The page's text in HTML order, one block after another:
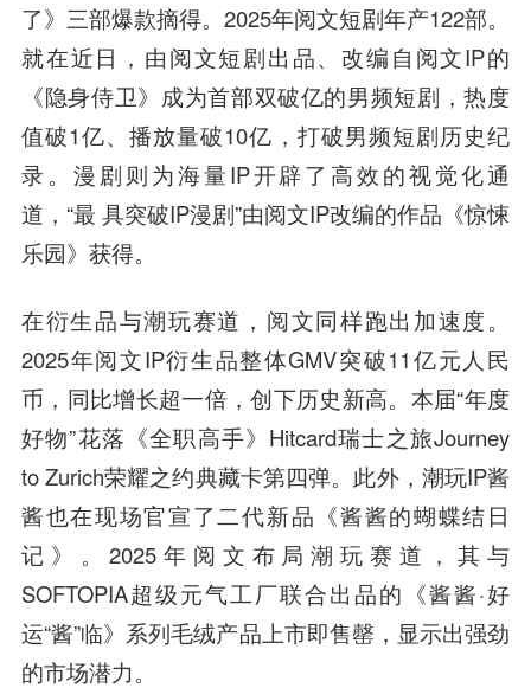
了》三部爆款摘得。2025年阅文短剧年产122部。
就在近日，由阅文短剧出品、改编自阅文IP的
《隐身侍卫》成为首部双破亿的男频短剧，热度
值破1亿、播放量破10亿，打破男频短剧历史纪
录。漫剧则为海量IP开辟了高效的视觉化通
道，“最 具突破IP漫剧”由阅文IP改编的作品《惊悚
乐园》获得。
在衍生品与潮玩赛道，阅文同样跑出加速度。
2025年阅文IP衍生品整体GMV突破11亿元人民
币，同比增长超一倍，创下历史新高。本届“年度
好物”花落《全职高手》Hitcard瑞士之旅Journey
to Zurich荣耀之约典藏卡第四弹。此外，潮玩IP酱
酱也在现场官宣了二代新品《酱酱的蝴蝶结日
记》。2025年阅文布局潮玩赛道，其与
SOFTOPIA超级元气工厂联合出品的《酱酱·好
运“酱”临》系列毛绒产品上市即售罄，显示出强劲
的市场潜力。